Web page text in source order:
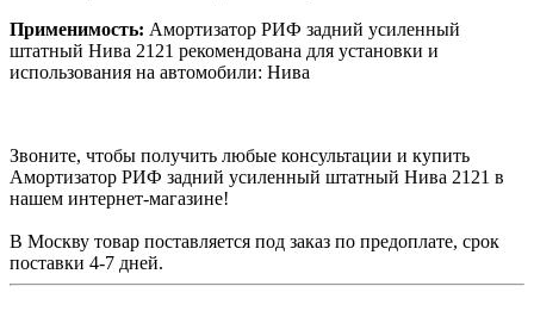
Применимость: Амортизатор РИФ задний усиленный
штатный Нива 2121 рекомендована для установки и
использования на автомобили: Нива
Звоните, чтобы получить любые консультации и купить
Амортизатор РИФ задний усиленный штатный Нива 2121 в
нашем интернет-магазине!
В Москву товар поставляется под заказ по предоплате, срок
поставки 4-7 дней.